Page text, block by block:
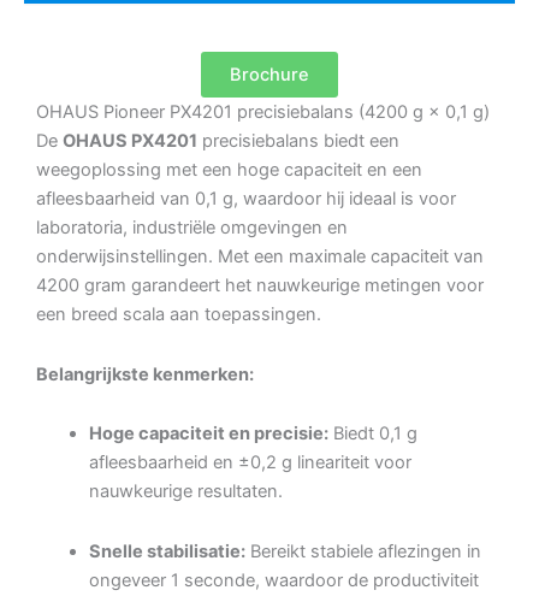
Brochure
OHAUS Pioneer PX4201 precisiebalans (4200 g × 0,1 g)
De OHAUS PX4201 precisiebalans biedt een
weegoplossing met een hoge capaciteit en een
afleesbaarheid van 0,1 g, waardoor hij ideaal is voor
laboratoria, industriële omgevingen en
onderwijsinstellingen. Met een maximale capaciteit van
4200 gram garandeert het nauwkeurige metingen voor
een breed scala aan toepassingen.
Belangrijkste kenmerken:
Hoge capaciteit en precisie: Biedt 0,1 g
afleesbaarheid en ±0,2 g lineariteit voor
nauwkeurige resultaten.
Snelle stabilisatie: Bereikt stabiele aflezingen in
ongeveer 1 seconde, waardoor de productiviteit